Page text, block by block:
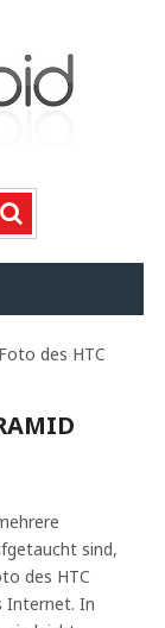
des HTC
sind,
des HTC
Internet. In